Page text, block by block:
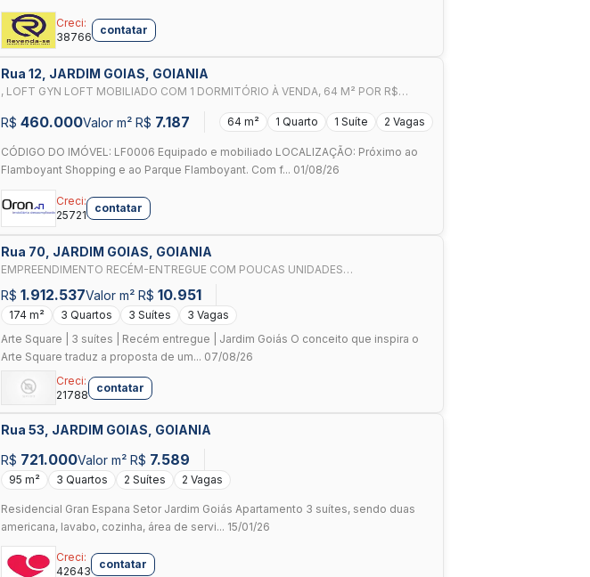
Creci:
38766
contatar
Rua 12, JARDIM GOIAS, GOIANIA
, LOFT GYN LOFT MOBILIADO COM 1 DORMITÓRIO À VENDA, 64 M² POR R$
R$ 460.000Valor m² R$ 7.187 64 m² 1 Quarto 1 Suíte 2 Vagas
CÓDIGO DO IMÓVEL: LF0006 Equipado e mobiliado LOCALIZAÇÃO: Próximo ao
Flamboyant Shopping e ao Parque Flamboyant. Com f... 01/08/26
Creci:
25721
contatar
Rua 70, JARDIM GOIAS, GOIANIA
EMPREENDIMENTO RECÉM-ENTREGUE COM POUCAS UNIDADES
REMANESCENTES COM EXCELENTE MOMENTO DE NEGOCIAÇÃO
R$ 1.912.537Valor m² R$ 10.951
174 m² 3 Quartos 3 Suítes
3 Vagas
Arte Square | 3 suítes | Recém entregue | Jardim Goiás O conceito que inspira o
Arte Square traduz a proposta de um... 07/08/26
Creci:
21788
contatar
Rua 53, JARDIM GOIAS, GOIANIA
R$ 721.000Valor m² R$ 7.589
95 m² 3 Quartos 2 Suítes 2 Vagas
Residencial Gran Espana Setor Jardim Goiás Apartamento 3 suítes, sendo duas
americana, lavabo, cozinha, área de servi... 15/01/26
Creci:
42643
contatar